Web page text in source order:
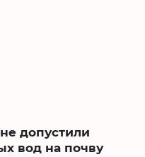
допустили
вод на почву